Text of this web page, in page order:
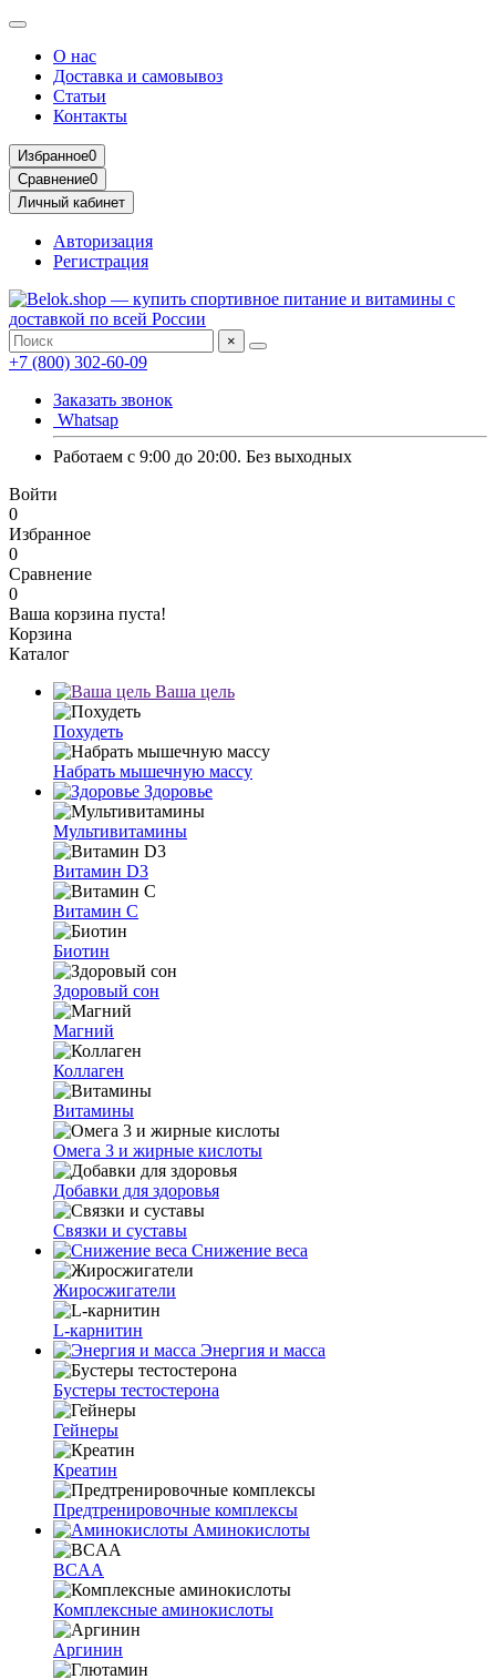
О нас
Доставка и самовывоз
Статьи
Контакты
Избранное0
Сравнение0
Личный кабинет
Авторизация
Регистрация
×
+7 (800) 302-60-09
Заказать звонок
Whatsap
Работаем с 9:00 до 20:00. Без выходных
Войти
0
Избранное
0
Сравнение
0
Ваша корзина пуста!
Корзина
Каталог
Ваша цель
Похудеть
Набрать мышечную массу
Здоровье
Мультивитамины
Витамин D3
Витамин C
Биотин
Здоровый сон
Магний
Коллаген
Витамины
Омега 3 и жирные кислоты
Добавки для здоровья
Связки и суставы
Снижение веса
Жиросжигатели
L‑карнитин
Энергия и масса
Бустеры тестостерона
Гейнеры
Креатин
Предтренировочные комплексы
Аминокислоты
BCAA
Комплексные аминокислоты
Аргинин